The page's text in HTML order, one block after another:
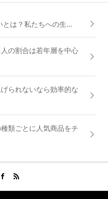
とは？私たちへの生...
の割合は若年層を中心
られないなら効率的な
類ごとに人気商品をチ